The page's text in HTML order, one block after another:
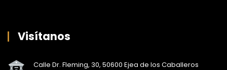
Visítanos
Calle Dr. Fleming, 30, 50600 Ejea de los Caballeros